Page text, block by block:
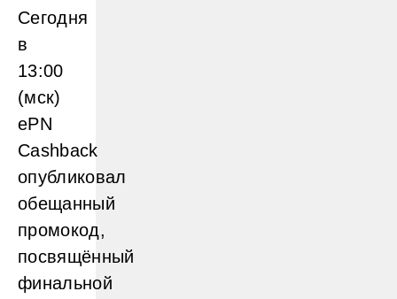
Сегодня
в
13:00
(мск)
ePN
Cashback
опубликовал
обещанный
промокод,
посвящённый
финальной